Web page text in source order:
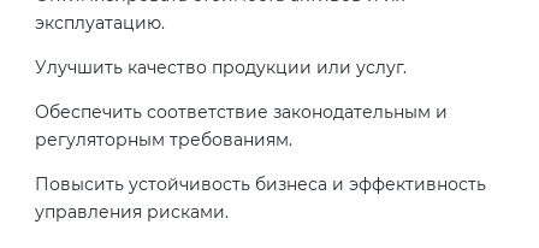
эксплуатацию.
Улучшить качество продукции или услуг.
Обеспечить соответствие законодательным и
регуляторным требованиям.
Повысить устойчивость бизнеса и эффективность
управления рисками.
Сертификация спортивных
товаров
Декларация ТР ТС
Декларирование косметики (ТР